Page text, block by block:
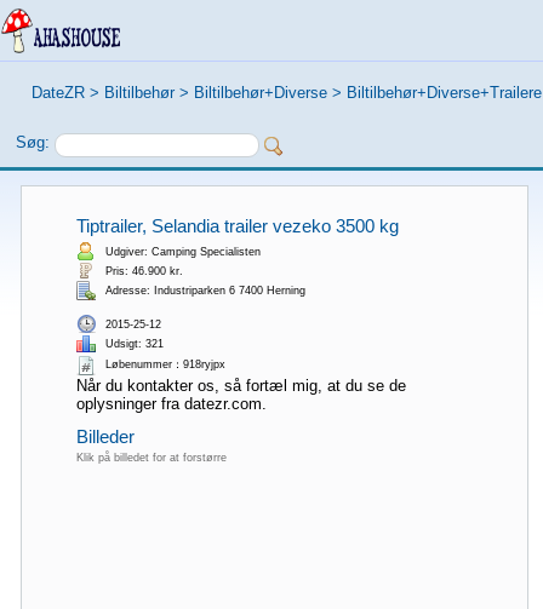
DateZR > Biltilbehør > Biltilbehør+Diverse > Biltilbehør+Diverse+Trailere
Søg:
Tiptrailer, Selandia trailer vezeko 3500 kg
Udgiver: Camping Specialisten
Pris: 46.900 kr.
Adresse: Industriparken 6 7400 Herning
2015-25-12
Udsigt: 321
Løbenummer：918ryjpx
Når du kontakter os, så fortæl mig, at du se de
oplysninger fra datezr.com.
Billeder
Klik på billedet for at forstørre